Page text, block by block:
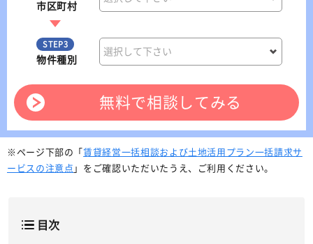
市区町村
STEP3
物件種別
無料で相談してみる
※ページ下部の「賃貸経営一括相談および土地活用プラン一括請求サ
ービスの注意点 」をご確認いただいたうえ、ご利用ください。
目次